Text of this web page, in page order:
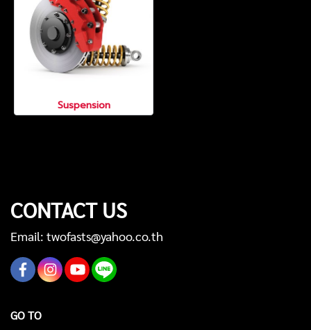
Suspension
CONTACT US
Email: twofasts@yahoo.co.th
GO TO